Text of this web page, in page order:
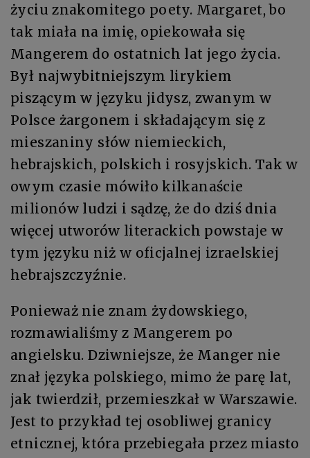
życiu znakomitego poety. Margaret, bo
tak miała na imię, opie­kowała się
Mangerem do ostatnich lat jego życia.
Był najwybitniejszym lirykiem
piszącym w języku jidysz, zwanym w
Polsce żargonem i składa­jącym się z
mieszaniny słów niemieckich,
hebrajskich, polskich i rosyj­skich. Tak w
owym czasie mówiło kilkanaście
milionów ludzi i sądzę, że do dziś dnia
więcej utworów literackich powstaje w
tym języku niż w ofi­cjalnej izraelskiej
hebrajszczyźnie.
Ponieważ nie znam żydowskiego,
rozmawialiśmy z Mangerem po
angielsku. Dziwniejsze, że Manger nie
znał języka polskiego, mimo że parę lat,
jak twierdził, przemieszkał w Warszawie.
Jest to przykład tej osobli­wej granicy
etnicznej, która przebiegała przez miasto